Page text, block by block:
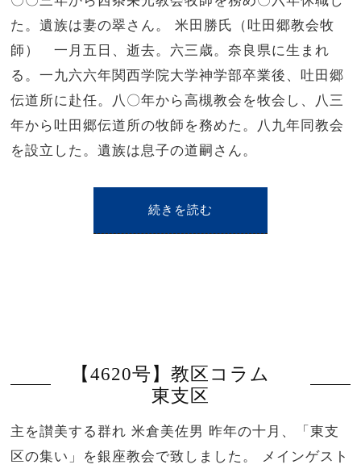
た。遺族は妻の翠さん。 米田勝氏（吐田郷教会牧
師） 一月五日、逝去。六三歳。奈良県に生まれ
る。一九六六年関西学院大学神学部卒業後、吐田郷
伝道所に赴任。八〇年から高槻教会を牧会し、八三
年から吐田郷伝道所の牧師を務めた。八九年同教会
を設立した。遺族は息子の道嗣さん。
続きを読む
【4620号】教区コラム
東支区
主を讃美する群れ 米倉美佐男 昨年の十月、「東支
区の集い」を銀座教会で致しました。 メインゲスト